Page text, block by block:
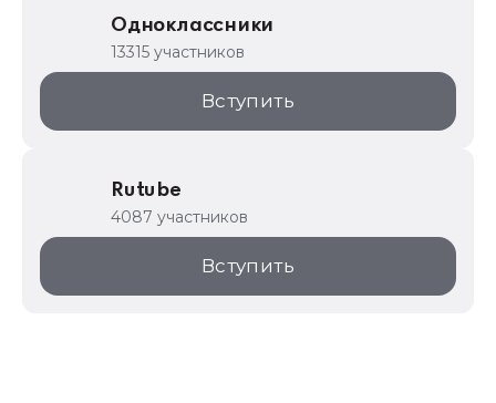
Одноклассники
13315 участников
Вступить
Rutube
4087 участников
Вступить